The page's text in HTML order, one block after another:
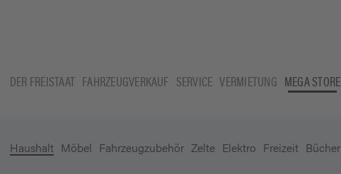
DER FREISTAAT FAHRZEUGVERKAUF SERVICE VERMIETUNG MEGA STORE
Haushalt Möbel Fahrzeugzubehör Zelte Elektro Freizeit Bücher